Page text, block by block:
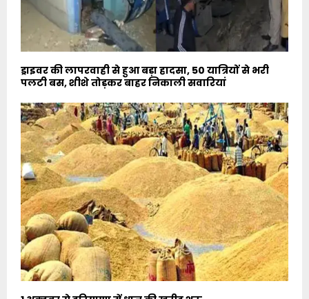
ड्राइवर की लापरवाही से हुआ बड़ा हादसा, 50 यात्रियों से भरी
पलटी बस, शीशे तोड़कर बाहर निकाली सवारियां